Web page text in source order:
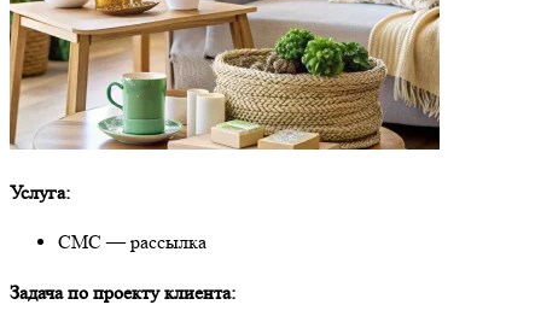
Услуга:
СМС — рассылка
Задача по проекту клиента: